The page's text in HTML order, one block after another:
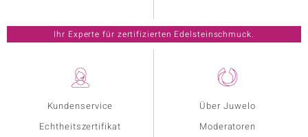
Kundenservice
Echtheitszertifikat
Über Juwelo
Moderatoren
Ihr Experte für zertifizierten Edelsteinschmuck.